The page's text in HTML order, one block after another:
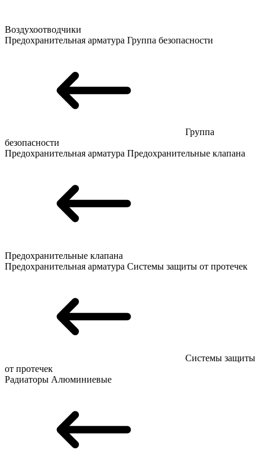
Воздухоотводчики
Предохранительная арматура Группа безопасности
Группа
безопасности
Предохранительная арматура Предохранительные клапана
Предохранительные клапана
Предохранительная арматура Системы защиты от протечек
Системы защиты
от протечек
Радиаторы Алюминиевые